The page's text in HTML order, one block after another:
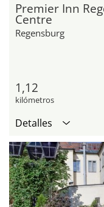
Premier Inn
Centre
Regensburg
1,12
kilómetros
Detalles